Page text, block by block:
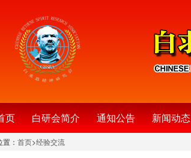
页 白研会简介 通知公告 新闻动态
： 首页>经验交流